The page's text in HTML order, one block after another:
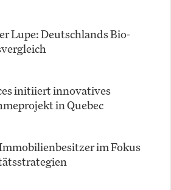
Lupe: Deutschlands Bio-
initiiert innovatives
in Quebec
im Fokus